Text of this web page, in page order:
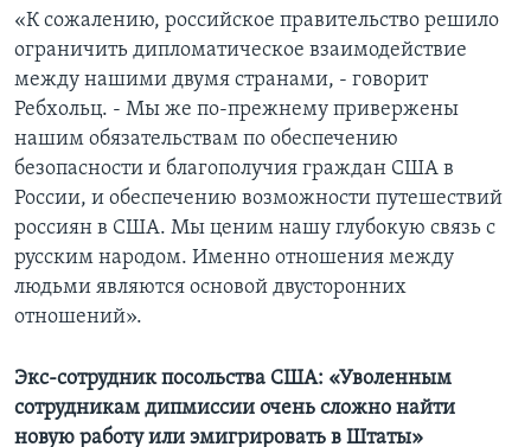
«К сожалению, российское правительство решило
ограничить дипломатическое взаимодействие
между нашими двумя странами, - говорит
Ребхольц. - Мы же по-прежнему привержены
нашим обязательствам по обеспечению
безопасности и благополучия граждан США в
России, и обеспечению возможности путешествий
россиян в США. Мы ценим нашу глубокую связь с
русским народом. Именно отношения между
людьми являются основой двусторонних
отношений».
Экс-сотрудник посольства США: «Уволенным
сотрудникам дипмиссии очень сложно найти
новую работу или эмигрировать в Штаты»